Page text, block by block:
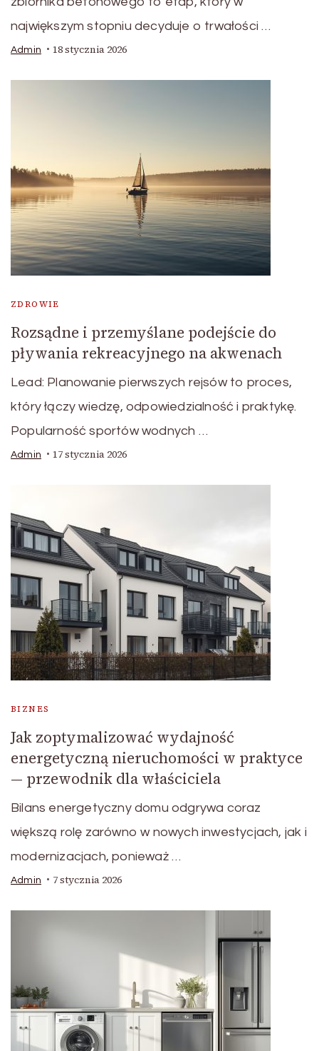
największym stopniu decyduje o trwałości …
Admin 18 stycznia 2026
ZDROWIE
Rozsądne i przemyślane podejście do
pływania rekreacyjnego na akwenach
Lead: Planowanie pierwszych rejsów to proces,
który łączy wiedzę, odpowiedzialność i praktykę.
Popularność sportów wodnych …
Admin 17 stycznia 2026
BIZNES
Jak zoptymalizować wydajność
energetyczną nieruchomości w praktyce
— przewodnik dla właściciela
Bilans energetyczny domu odgrywa coraz
większą rolę zarówno w nowych inwestycjach, jak i
modernizacjach, ponieważ …
Admin 7 stycznia 2026